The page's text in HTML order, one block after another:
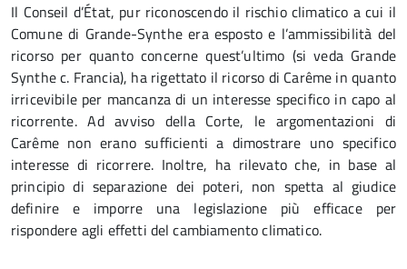
Il Conseil d’État, pur riconoscendo il rischio climatico a cui il
Comune di Grande-Synthe era esposto e l’ammissibilità del
ricorso per quanto concerne quest’ultimo (si veda Grande
Synthe c. Francia), ha rigettato il ricorso di Carême in quanto
irricevibile per mancanza di un interesse specifico in capo al
ricorrente. Ad avviso della Corte, le argomentazioni di
Carême non erano sufficienti a dimostrare uno specifico
interesse di ricorrere. Inoltre, ha rilevato che, in base al
principio di separazione dei poteri, non spetta al giudice
definire e imporre una legislazione più efficace per
rispondere agli effetti del cambiamento climatico.